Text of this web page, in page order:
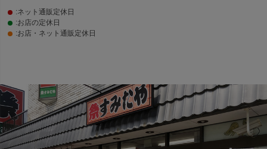
:ネット通販定休日
:お店の定休日
:お店・ネット通販定休日